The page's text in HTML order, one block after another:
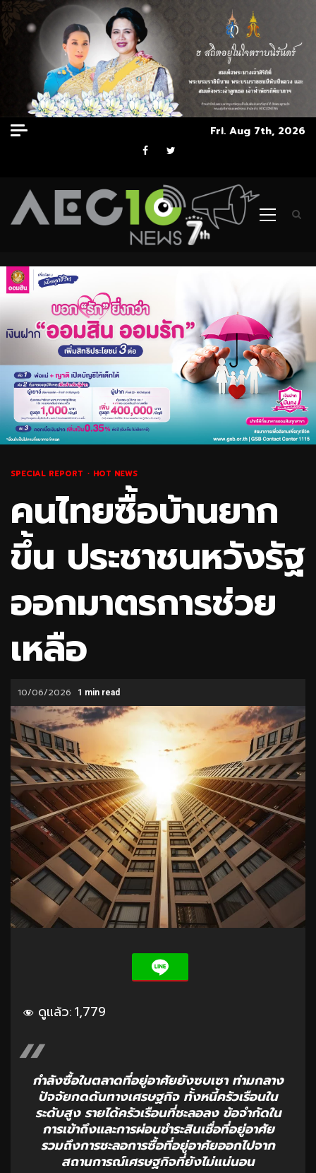
Skip
to
Fri. Aug 7th, 2026
Facebook
Twitter
Primary
SPECIAL REPORT HOT NEWS
คนไทยซื้อบ้านยาก
ขึ้น ประชาชนหวังรัฐ
ออกมาตรการช่วย
เหลือ
10/06/2026 1 min read
ดูแล้ว:1,779
กำลังซื้อในตลาดที่อยู่อาศัยยังซบเซา ท่ามกลาง
ปัจจัยกดดันทางเศรษฐกิจ ทั้งหนี้ครัวเรือนใน
ระดับสูง รายได้ครัวเรือนที่ชะลอลง ข้อจำกัดใน
การเข้าถึงและการผ่อนชำระสินเชื่อที่อยู่อาศัย
รวมถึงการชะลอการซื้อที่อยู่อาศัยออกไปจาก
สถานการณ์เศรษฐกิจที่ยังไม่แน่นอน